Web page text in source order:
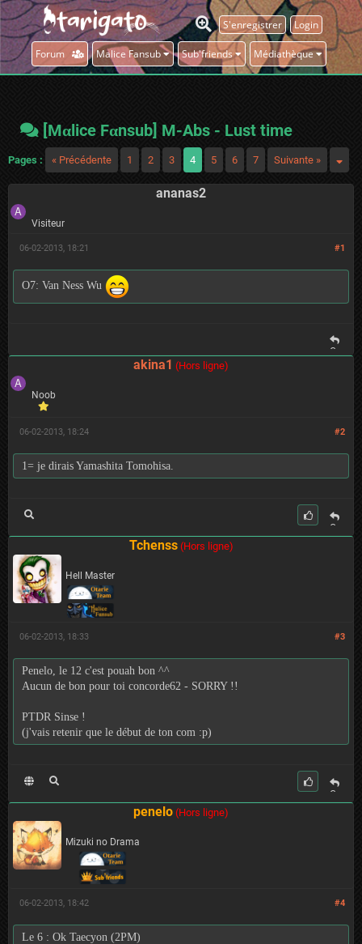
S'enregistrer Login
Forum Malice Fansub Sub'friends Médiathèque
[Mαlice Fαnsub] M-Abs - Lust time
Pages : « Précédente 1 2 3 4 5 6 7 Suivante »
ananas2
Visiteur
#1
06-02-2013, 18:21
O7: Van Ness Wu
C
akina1 (Hors ligne)
Noob
#2
06-02-2013, 18:24
1= je dirais Yamashita Tomohisa.
C
Tchenss (Hors ligne)
Hell Master
#3
06-02-2013, 18:33
Penelo, le 12 c'est pouah bon ^^
Aucun de bon pour toi concorde62 - SORRY !!
PTDR Sinse !
(j'vais retenir que le début de ton com :p)
C
it
penelo (Hors ligne)
Mizuki no Drama
#4
06-02-2013, 18:42
Le 6 : Ok Taecyon (2PM)